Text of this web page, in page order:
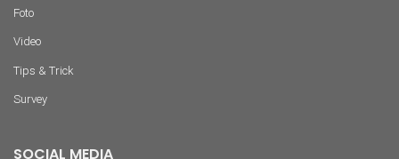
Foto
Video
Tips & Trick
Survey
SOCIAL MEDIA